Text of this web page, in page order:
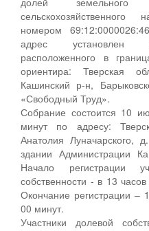
номером
адрес установлен
расположенного в
ориентира: Тверская
Кашинский р-н,
«Свободный Труд».
Собрание состоится 10
минут по адресу:
Анатолия Луначарского,
здании Администрации
Начало регистрации
собственности - в 13
Окончание регистрации
00 минут.
Участники долевой